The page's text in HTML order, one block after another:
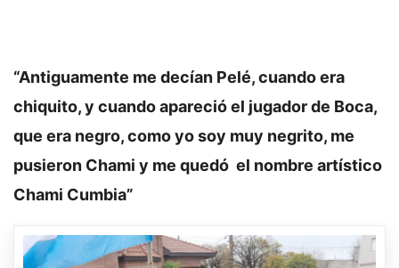
“Antiguamente me decían Pelé, cuando era
chiquito, y cuando apareció el jugador de Boca,
que era negro, como yo soy muy negrito, me
pusieron Chami y me quedó el nombre artístico
Chami Cumbia”